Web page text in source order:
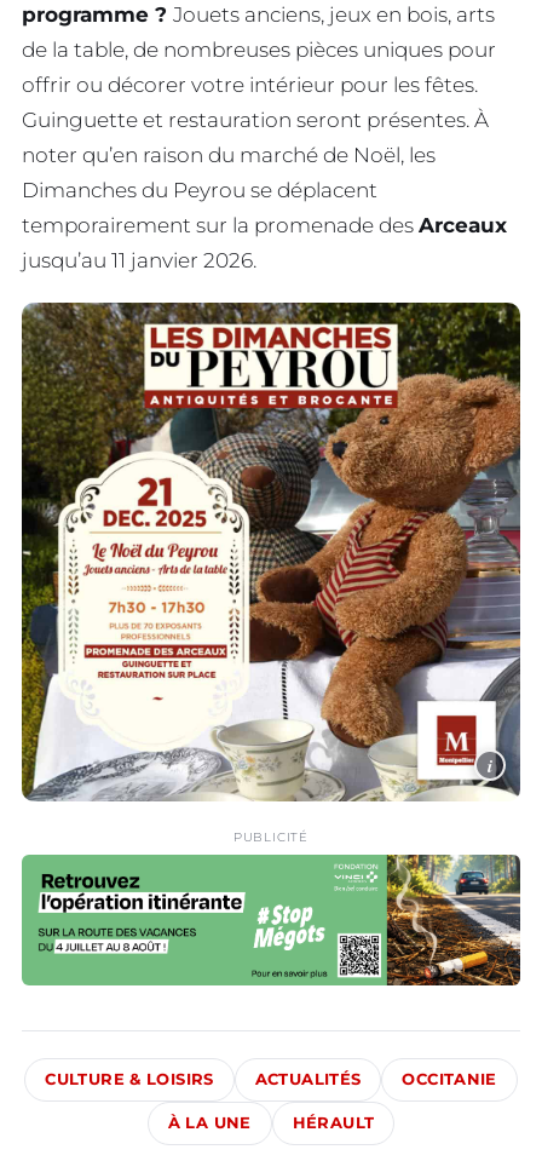
programme ? Jouets anciens, jeux en bois, arts
de la table, de nombreuses pièces uniques pour
offrir ou décorer votre intérieur pour les fêtes.
Guinguette et restauration seront présentes. À
noter qu’en raison du marché de Noël, les
Dimanches du Peyrou se déplacent
temporairement sur la promenade des Arceaux
jusqu’au 11 janvier 2026.
i
PUBLICITÉ
CULTURE & LOISIRS ACTUALITÉS OCCITANIE
À LA UNE HÉRAULT